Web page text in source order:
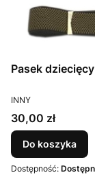
Pasek
PRODUCENT
INNY
Cena
30,00 zł
Do koszyka
Dostępność: